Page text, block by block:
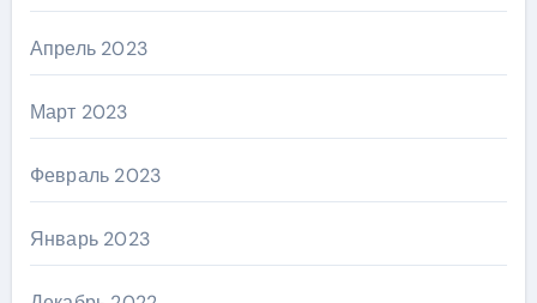
Апрель 2023
Март 2023
Февраль 2023
Январь 2023